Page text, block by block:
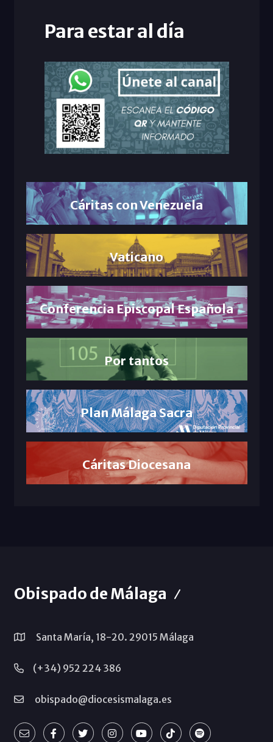
Para estar al día
Cáritas con Venezuela
Vaticano
Conferencia Episcopal Española
Por tantos
Plan Málaga Sacra
Cáritas Diocesana
Obispado de Málaga
Santa María, 18-20. 29015 Málaga
(+34) 952 224 386
obispado@diocesismalaga.es